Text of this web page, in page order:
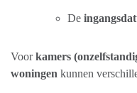
De
Voorkamers
woningen kunnen